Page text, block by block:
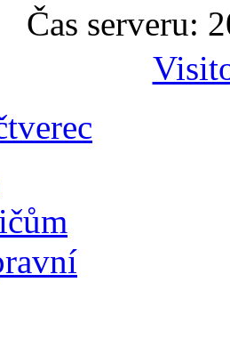
Čas serveru: